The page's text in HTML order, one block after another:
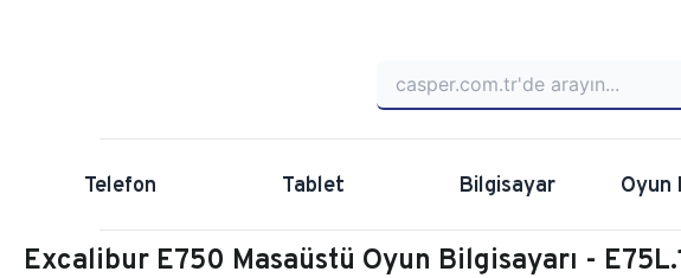
Telefon Tablet Bilgisayar Oyun
Excalibur E750 Masaüstü Oyun Bilgisayarı -